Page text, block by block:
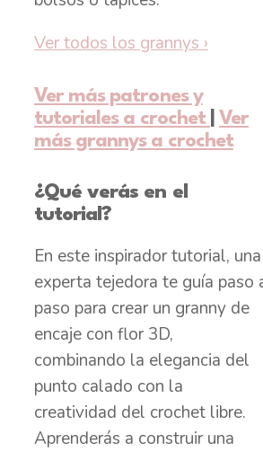
Ver todos los grannys›
Ver más patrones y
tutoriales a crochet
Ver
más grannys a crochet
¿Qué verás en el
tutorial?
En este inspirador tutorial, una
experta tejedora te guía paso
paso para crear un granny de
encaje con flor 3D,
combinando la elegancia del
punto calado con la
creatividad del crochet libre.
Aprenderás a construir una